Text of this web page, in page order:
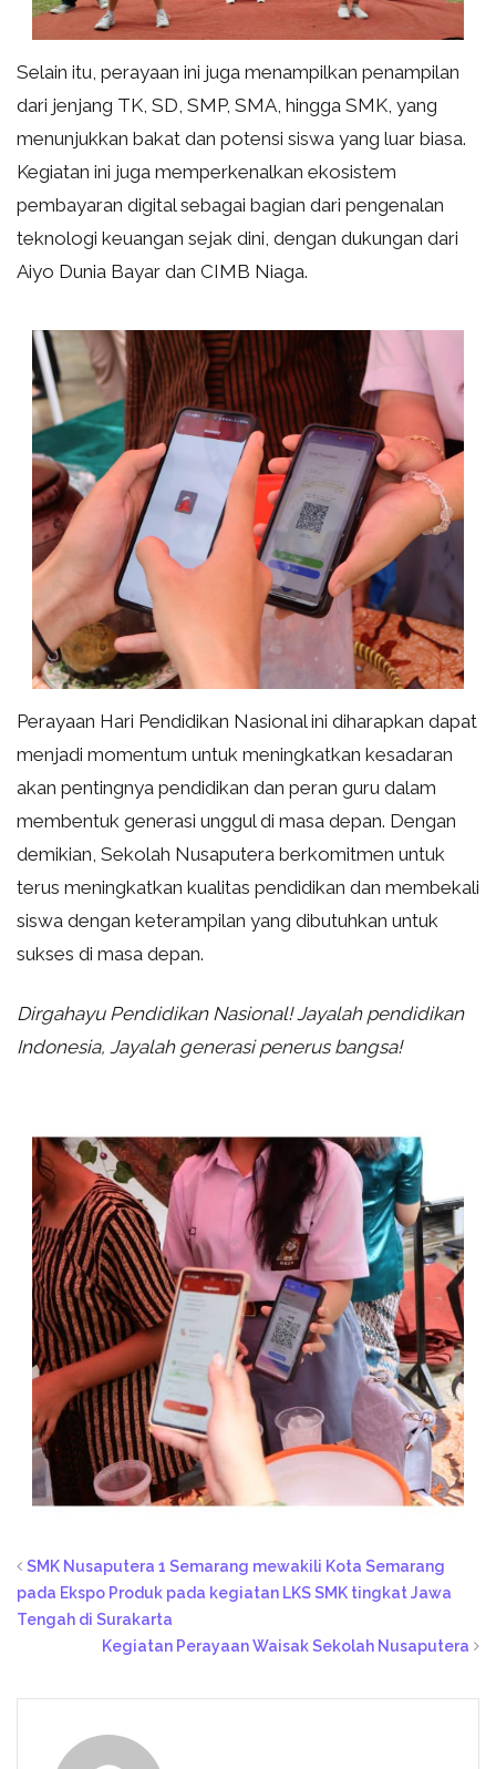
Selain itu, perayaan ini juga menampilkan penampilan
dari jenjang TK, SD, SMP, SMA, hingga SMK, yang
menunjukkan bakat dan potensi siswa yang luar biasa.
Kegiatan ini juga memperkenalkan ekosistem
pembayaran digital sebagai bagian dari pengenalan
teknologi keuangan sejak dini, dengan dukungan dari
Aiyo Dunia Bayar dan CIMB Niaga.
Perayaan Hari Pendidikan Nasional ini diharapkan dapat
menjadi momentum untuk meningkatkan kesadaran
akan pentingnya pendidikan dan peran guru dalam
membentuk generasi unggul di masa depan. Dengan
demikian, Sekolah Nusaputera berkomitmen untuk
terus meningkatkan kualitas pendidikan dan membekali
siswa dengan keterampilan yang dibutuhkan untuk
sukses di masa depan.
Dirgahayu Pendidikan Nasional! Jayalah pendidikan
Indonesia, Jayalah generasi penerus bangsa!
SMK Nusaputera 1 Semarang mewakili Kota Semarang
pada Ekspo Produk pada kegiatan LKS SMK tingkat Jawa
Tengah di Surakarta
Kegiatan Perayaan Waisak Sekolah Nusaputera